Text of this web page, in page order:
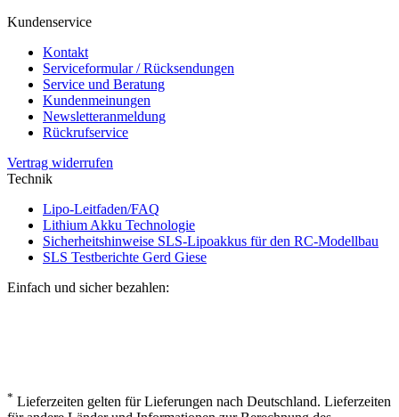
Kundenservice
Kontakt
Serviceformular / Rücksendungen
Service und Beratung
Kundenmeinungen
Newsletteranmeldung
Rückrufservice
Vertrag widerrufen
Technik
Lipo-Leitfaden/FAQ
Lithium Akku Technologie
Sicherheitshinweise SLS-Lipoakkus für den RC-Modellbau
SLS Testberichte Gerd Giese
Einfach und sicher bezahlen:
* Lieferzeiten gelten für Lieferungen nach Deutschland. Lieferzeiten